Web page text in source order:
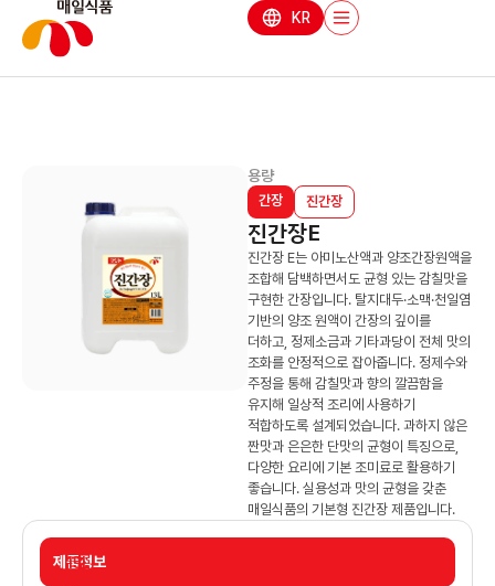
KR
15L
간장 진간장
진간장E
진간장 E는 아미노산액과 양조간장원액을
조합해 담백하면서도 균형 있는 감칠맛을
구현한 간장입니다. 탈지대두·소맥·천일염
기반의 양조 원액이 간장의 깊이를
더하고, 정제소금과 기타과당이 전체 맛의
조화를 안정적으로 잡아줍니다. 정제수와
주정을 통해 감칠맛과 향의 깔끔함을
유지해 일상적 조리에 사용하기
적합하도록 설계되었습니다. 과하지 않은
짠맛과 은은한 단맛의 균형이 특징으로,
다양한 요리에 기본 조미료로 활용하기
좋습니다. 실용성과 맛의 균형을 갖춘
매일식품의 기본형 진간장 제품입니다.
용량
제품정보